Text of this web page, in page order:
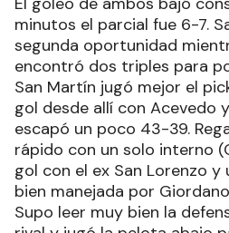
minutos el parcial fue 6-7.
segunda oportunidad
encontró dos triples para
San Martín jugó mejor el
gol desde allí con Acevedo
escapó un poco 43-39.
rápido con un solo interno
gol con el ex San Lorenzo y
bien manejada por
Supo leer muy bien la